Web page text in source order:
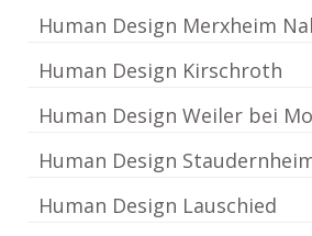
Human Design Merxheim
Human Design Kirschroth
Human Design Weiler bei
Human Design
Human Design Lauschied